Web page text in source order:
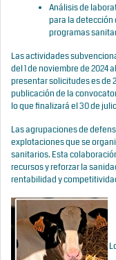
Análisis de
para la
programas
Las actividades
del 1 de noviembre de 2024
presentar solicitudes es de
publicación de la
lo que finalizará el 30 de
Las agrupaciones de
explotaciones que se
sanitarios. Esta
recursos y reforzar la
rentabilidad y